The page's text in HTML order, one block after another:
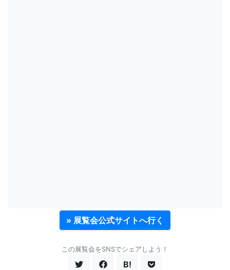
» 展覧会公式サイトへ行く
この展覧会をSNSでシェアしよう！
B!